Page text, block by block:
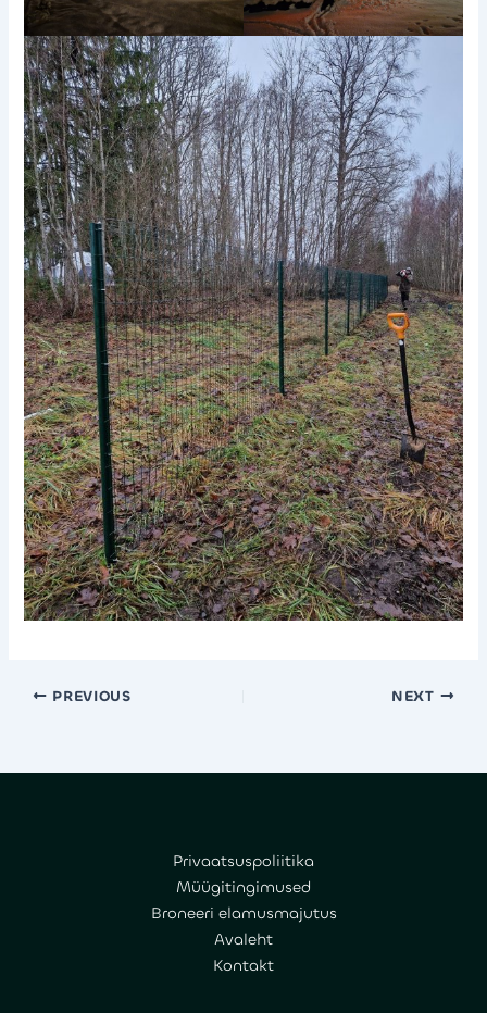
PREVIOUS NEXT
Privaatsuspoliitika
Müügitingimused
Broneeri elamusmajutus
Avaleht
Kontakt